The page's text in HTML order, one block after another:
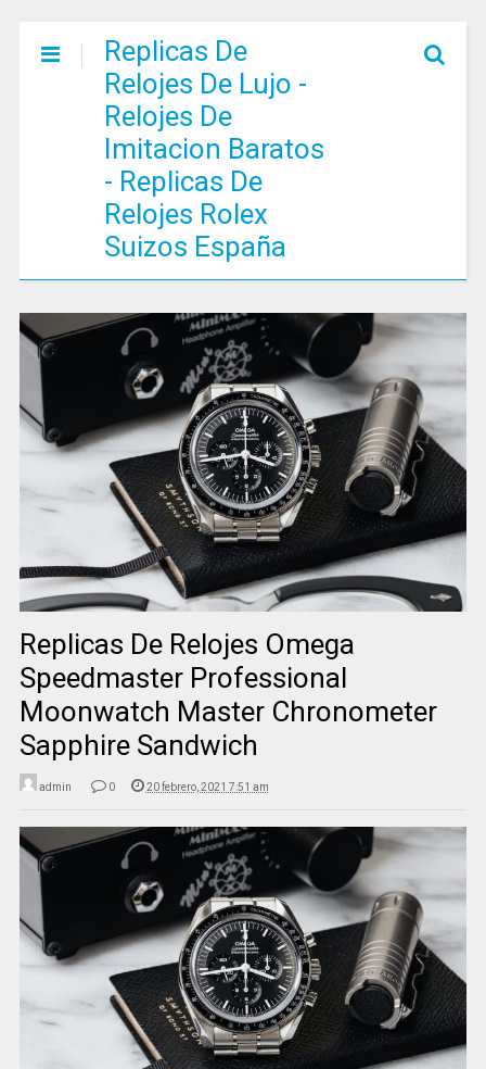
Replicas De
Relojes De Lujo -
Relojes De
Imitacion Baratos
- Replicas De
Relojes Rolex
Suizos España
Replicas De Relojes Omega
Speedmaster Professional
Moonwatch Master Chronometer
Sapphire Sandwich
admin 0 20 febrero, 2021 7:51 am